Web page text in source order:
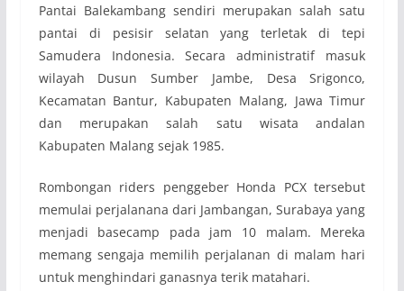
Pantai Balekambang sendiri merupakan salah satu
pantai di pesisir selatan yang terletak di tepi
Samudera Indonesia. Secara administratif masuk
wilayah Dusun Sumber Jambe, Desa Srigonco,
Kecamatan Bantur, Kabupaten Malang, Jawa Timur
dan merupakan salah satu wisata andalan
Kabupaten Malang sejak 1985.
Rombongan riders penggeber Honda PCX tersebut
memulai perjalanana dari Jambangan, Surabaya yang
menjadi basecamp pada jam 10 malam. Mereka
memang sengaja memilih perjalanan di malam hari
untuk menghindari ganasnya terik matahari.